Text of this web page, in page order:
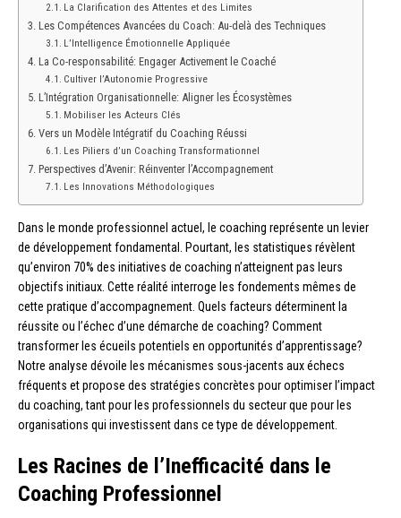
La Clarification des Attentes et des Limites
Les Compétences Avancées du Coach: Au-delà des Techniques
L’Intelligence Émotionnelle Appliquée
La Co-responsabilité: Engager Activement le Coaché
Cultiver l’Autonomie Progressive
L’Intégration Organisationnelle: Aligner les Écosystèmes
Mobiliser les Acteurs Clés
Vers un Modèle Intégratif du Coaching Réussi
Les Piliers d’un Coaching Transformationnel
Perspectives d’Avenir: Réinventer l’Accompagnement
Les Innovations Méthodologiques
Dans le monde professionnel actuel, le coaching représente un levier
de développement fondamental. Pourtant, les statistiques révèlent
qu’environ 70% des initiatives de coaching n’atteignent pas leurs
objectifs initiaux. Cette réalité interroge les fondements mêmes de
cette pratique d’accompagnement. Quels facteurs déterminent la
réussite ou l’échec d’une démarche de coaching? Comment
transformer les écueils potentiels en opportunités d’apprentissage?
Notre analyse dévoile les mécanismes sous-jacents aux échecs
fréquents et propose des stratégies concrètes pour optimiser l’impact
du coaching, tant pour les professionnels du secteur que pour les
organisations qui investissent dans ce type de développement.
Les Racines de l’Inefficacité dans le
Coaching Professionnel